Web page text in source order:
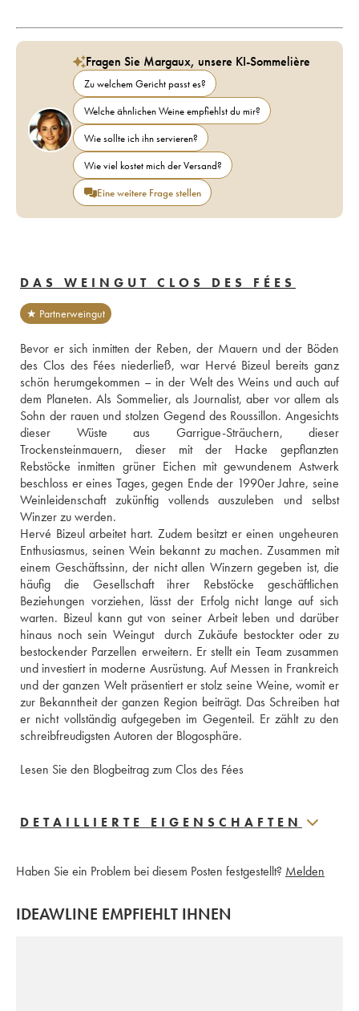
Fragen Sie Margaux, unsere KI-Sommelière
Zu welchem Gericht passt es?
Welche ähnlichen Weine empfiehlst du mir?
Wie sollte ich ihn servieren?
Wie viel kostet mich der Versand?
Eine weitere Frage stellen
DAS WEINGUT CLOS DES FÉES
★ Partnerweingut
Bevor er sich inmitten der Reben, der Mauern und der Böden
des Clos des Fées niederließ, war Hervé Bizeul bereits ganz
schön herumgekommen – in der Welt des Weins und auch auf
dem Planeten. Als Sommelier, als Journalist, aber vor allem als
Sohn der rauen und stolzen Gegend des Roussillon. Angesichts
dieser Wüste aus Garrigue-Sträuchern, dieser
Trockensteinmauern, dieser mit der Hacke gepflanzten
Rebstöcke inmitten grüner Eichen mit gewundenem Astwerk
beschloss er eines Tages, gegen Ende der 1990er Jahre, seine
Weinleidenschaft zukünftig vollends auszuleben und selbst
Winzer zu werden.
Hervé Bizeul arbeitet hart. Zudem besitzt er einen ungeheuren
Enthusiasmus, seinen Wein bekannt zu machen. Zusammen mit
einem Geschäftssinn, der nicht allen Winzern gegeben ist, die
häufig die Gesellschaft ihrer Rebstöcke geschäftlichen
Beziehungen vorziehen, lässt der Erfolg nicht lange auf sich
warten. Bizeul kann gut von seiner Arbeit leben und darüber
hinaus noch sein Weingut  durch Zukäufe bestockter oder zu
bestockender Parzellen erweitern. Er stellt ein Team zusammen
und investiert in moderne Ausrüstung. Auf Messen in Frankreich
und der ganzen Welt präsentiert er stolz seine Weine, womit er
zur Bekanntheit der ganzen Region beiträgt. Das Schreiben hat
er nicht vollständig aufgegeben im Gegenteil. Er zählt zu den
schreibfreudigsten Autoren der Blogosphäre.
Lesen Sie den Blogbeitrag zum Clos des Fées
DETAILLIERTE EIGENSCHAFTEN
Haben Sie ein Problem bei diesem Posten festgestellt? Melden
IDEAWLINE EMPFIEHLT IHNEN